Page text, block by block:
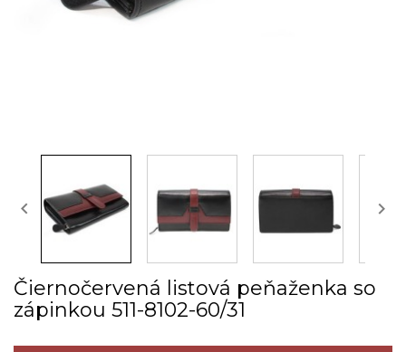
 
Čiernočervená listová peňaženka so
zápinkou 511­-8102­-60/31